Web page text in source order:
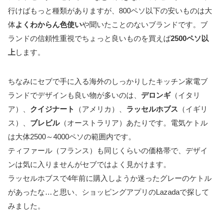
行けばもっと種類がありますが、800ペソ以下の安いものは大
体よくわからん色使いや聞いたことのないブランドです。ブ
ランドの信頼性重視でちょっと良いものを買えば2500ペソ以
上 します。
ちなみにセブで手に入る海外のしっかりしたキッチン家電ブ
ランドでデザインも良い物が多いのは、 デロンギ（イタリ
ア）、 クイジナート （アメリカ）、 ラッセルホブス （イギリ
ス）、 ブレビル（オーストラリア）あたりです。電気ケトル
は大体2500～4000ペソの範囲内です。
ティファール（フランス）も同じくらいの価格帯で、デザイ
ンは気に入りませんがセブではよく見かけます。
ラッセルホブスで4年前に購入しようか迷ったグレーのケトル
があったな…と思い、ショッピングアプリのLazadaで探して
みました。